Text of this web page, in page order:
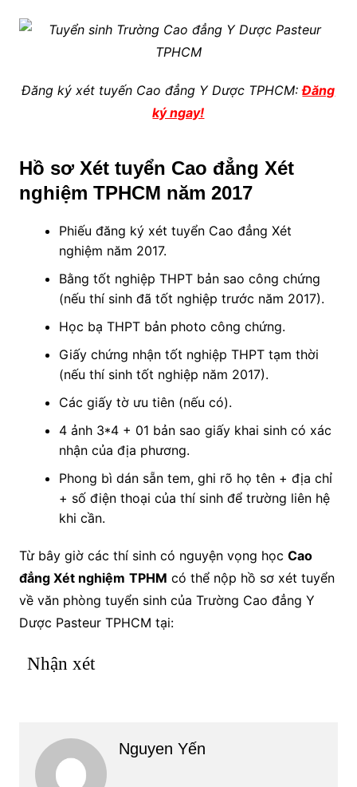
Đăng ký xét tuyến Cao đẳng Y Dược TPHCM:Đăng
ký ngay!
Hồ sơ Xét tuyển Cao đẳng Xét
nghiệm TPHCM năm 2017
Phiếu đăng ký xét tuyển Cao đẳng Xét
nghiệm năm 2017.
Bằng tốt nghiệp THPT bản sao công chứng
(nếu thí sinh đã tốt nghiệp trước năm 2017).
Học bạ THPT bản photo công chứng.
Giấy chứng nhận tốt nghiệp THPT tạm thời
(nếu thí sinh tốt nghiệp năm 2017).
Các giấy tờ ưu tiên (nếu có).
4 ảnh 3*4 + 01 bản sao giấy khai sinh có xác
nhận của địa phương.
Phong bì dán sẵn tem, ghi rõ họ tên + địa chỉ
+ số điện thoại của thí sinh để trường liên hệ
khi cần.
Từ bây giờ các thí sinh có nguyện vọng học Cao
đẳng Xét nghiệm TPHM có thể nộp hồ sơ xét tuyển
về văn phòng tuyển sinh của Trường Cao đẳng Y
Dược Pasteur TPHCM tại:
Nhận xét
Nguyen Yến